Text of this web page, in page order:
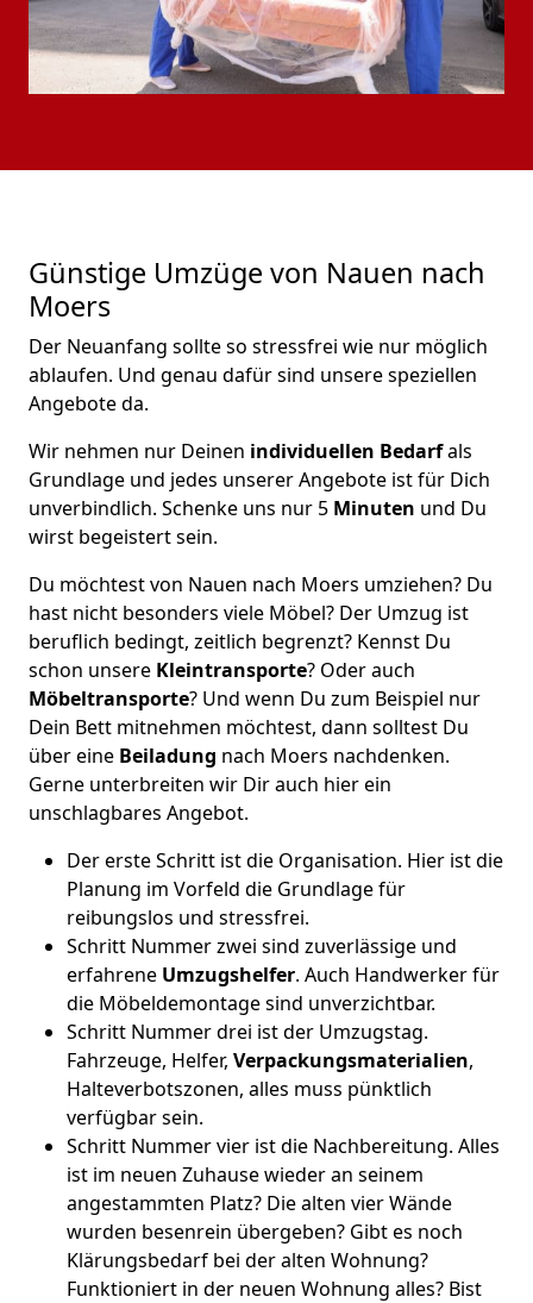
Günstige Umzüge von Nauen nach
Moers
Der Neuanfang sollte so stressfrei wie nur möglich
ablaufen. Und genau dafür sind unsere speziellen
Angebote da.
Wir nehmen nur Deinen individuellen Bedarfals
Grundlage und jedes unserer Angebote ist für Dich
unverbindlich. Schenke uns nur 5 Minuten und Du
wirst begeistert sein.
Du möchtest von Nauen nach Moers umziehen? Du
hast nicht besonders viele Möbel? Der Umzug ist
beruflich bedingt, zeitlich begrenzt? Kennst Du
schon unsere Kleintransporte? Oder auch
Möbeltransporte? Und wenn Du zum Beispiel nur
Dein Bett mitnehmen möchtest, dann solltest Du
über eine Beiladung nach Moers nachdenken.
Gerne unterbreiten wir Dir auch hier ein
unschlagbares Angebot.
Der erste Schritt ist die Organisation. Hier ist die
Planung im Vorfeld die Grundlage für
reibungslos und stressfrei.
Schritt Nummer zwei sind zuverlässige und
erfahrene Umzugshelfer. Auch Handwerker für
die Möbeldemontage sind unverzichtbar.
Schritt Nummer drei ist der Umzugstag.
Fahrzeuge, Helfer, Verpackungsmaterialien,
Halteverbotszonen, alles muss pünktlich
verfügbar sein.
Schritt Nummer vier ist die Nachbereitung. Alles
ist im neuen Zuhause wieder an seinem
angestammten Platz? Die alten vier Wände
wurden besenrein übergeben? Gibt es noch
Klärungsbedarf bei der alten Wohnung?
Funktioniert in der neuen Wohnung alles? Bist